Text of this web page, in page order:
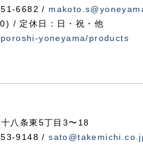
6682 /
/ 定休日：日・祝・他
yoneyama/products
八条東5丁目3〜18
9148 /